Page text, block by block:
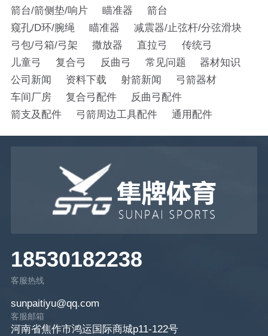
箭台/箭侧垫/响片
瞄准器
箭台
窥孔/D环/腕绳
瞄准器
减震器/止弦杆/分弦滑块
弓包/弓箱/弓架
撒放器 直拉弓
传统弓
儿童弓
复合弓 反曲弓 常见问题
器材知识
公司新闻
资料下载 射箭新闻
弓箭器材
车间厂房
复合弓配件
反曲弓配件
箭支及配件
弓箭周边工具配件 通用配件
18530182238
客服热线
sunpaitiyu@qq.com
客服邮箱
河南省焦作市鸿运国际商城p11-122号